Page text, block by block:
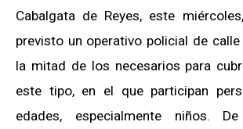
Cabalgata de Reyes, este
previsto un operativo policial de
la mitad de los necesarios para
este tipo, en el que participan
edades, especialmente niños.